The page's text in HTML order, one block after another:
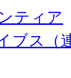
ティア
ブス（